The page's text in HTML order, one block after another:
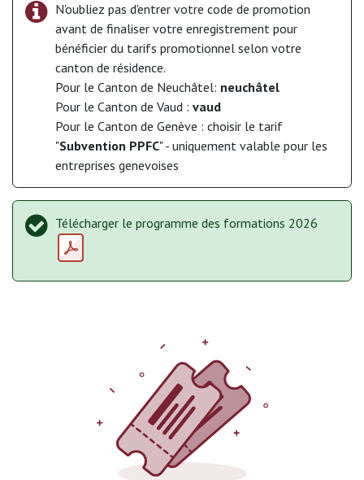
N'oubliez pas d'entrer votre code de promotion
avant de finaliser votre enregistrement pour
bénéficier du tarifs promotionnel selon votre
canton de résidence.
Pour le Canton de Neuchâtel: neuchâtel
Pour le Canton de Vaud : vaud
Pour le Canton de Genève : choisir le tarif
"Subvention PPFC" - uniquement valable pour les
entreprises genevoises
Télécharger le programme des formations 2026